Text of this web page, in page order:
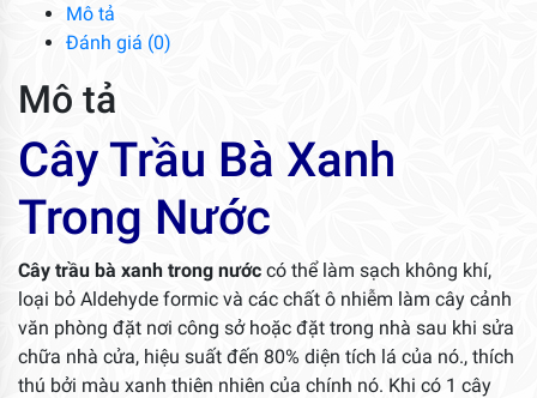
Mô tả
Đánh giá (0)
Mô tả
Cây Trầu Bà Xanh
Trong Nước
Cây trầu bà xanh trong nước có thể làm sạch không khí,
loại bỏ Aldehyde formic và các chất ô nhiễm làm cây cảnh
văn phòng đặt nơi công sở hoặc đặt trong nhà sau khi sửa
chữa nhà cửa, hiệu suất đến 80% diện tích lá của nó., thích
thú bởi màu xanh thiên nhiên của chính nó. Khi có 1 cây